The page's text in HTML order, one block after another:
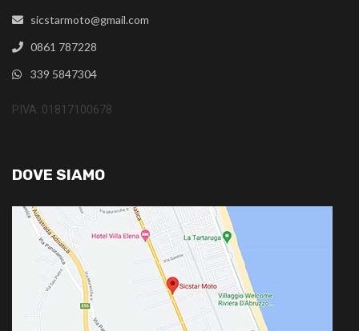
sicstarmoto@gmail.com
0861 787228
339 5847304
P.IVA: 01817100678
DOVE SIAMO